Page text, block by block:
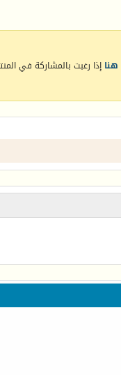
إذا رغبت بالمشاركة في